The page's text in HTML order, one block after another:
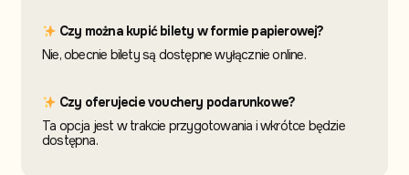
Czy można kupić bilety w formie papierowej?
Nie, obecnie bilety są dostępne wyłącznie online.
Czy oferujecie vouchery podarunkowe?
Ta opcja jest w trakcie przygotowania i wkrótce będzie
dostępna.